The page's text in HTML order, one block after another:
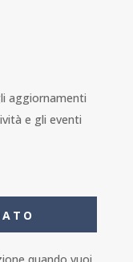
aggiornamenti
e gli eventi